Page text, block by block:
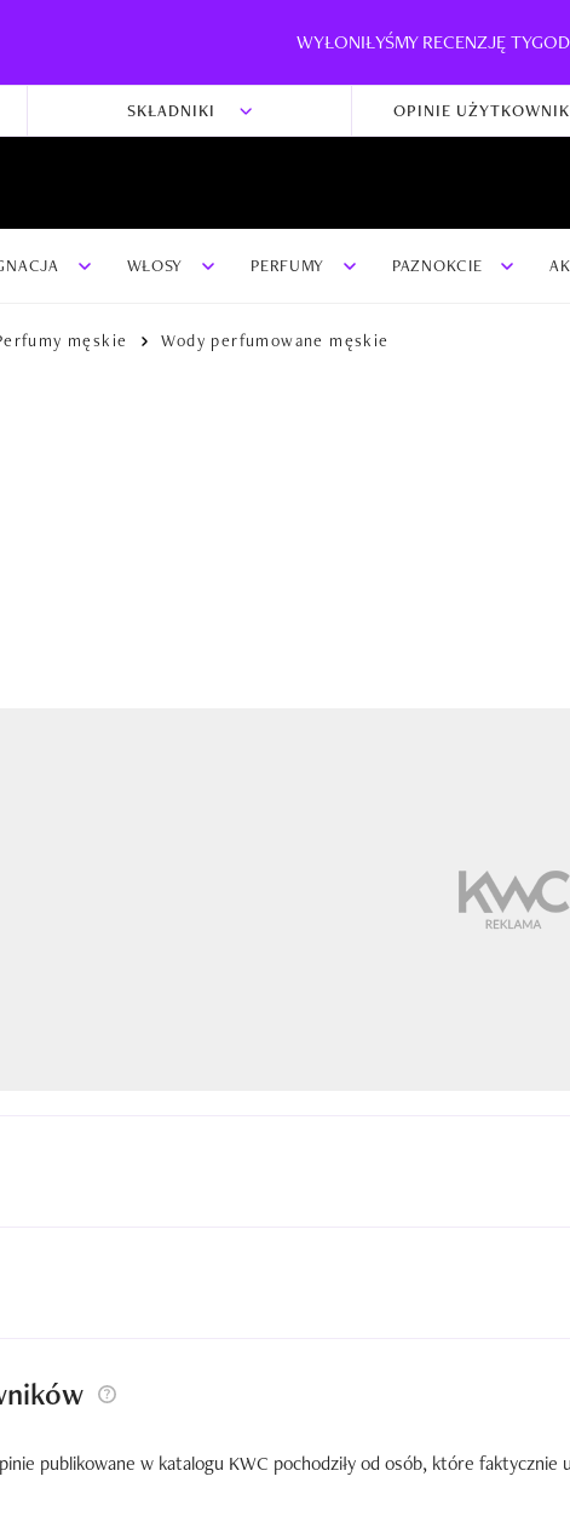
WYŁONIŁYŚMY RECENZJĘ
SKŁADNIKI OPINIE
WŁOSY PERFUMY PAZNOKCIE
męskie Wody perfumowane męskie
publikowane w katalogu KWC pochodziły od osób, które